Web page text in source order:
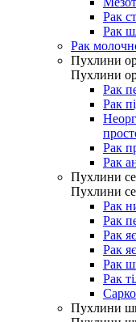
Рак
Рак
Рак
Пухлини
Пухлини
Рак
Рак
Рак
Рак
Пухлини
Пухлини
Рак
Рак
Рак
Рак
Рак
Рак
Пухлини